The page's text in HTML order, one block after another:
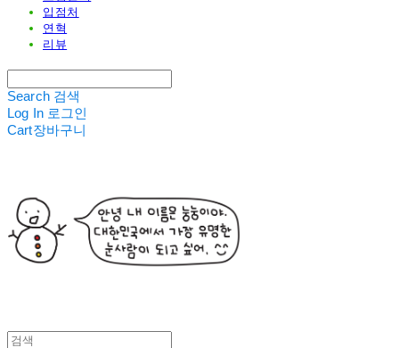
입점처
연혁
리뷰
Search 검색
Log In 로그인
Cart장바구니